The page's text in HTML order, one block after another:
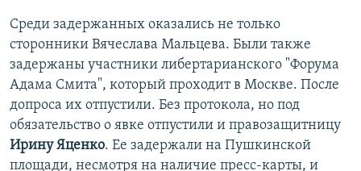
Среди задержанных оказались не только
сторонники Вячеслава Мальцева. Были также
задержаны участники либертарианского "Форума
Адама Смита", который проходит в Москве. После
допроса их отпустили. Без протокола, но под
обязательство о явке отпустили и правозащитницу
Ирину Яценко. Ее задержали на Пушкинской
площади, несмотря на наличие пресс-карты, и